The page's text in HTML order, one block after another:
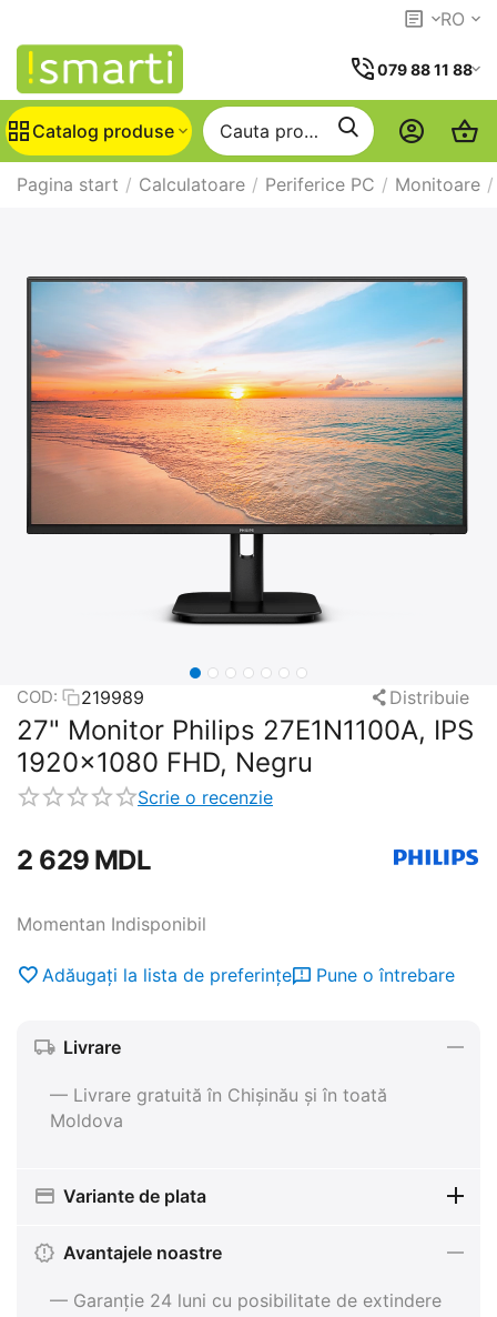
RO
079 88 11 88
Catalog produse
Pagina start / Calculatoare / Periferice PC / Monitoare /
COD: 219989 Distribuie
27" Monitor Philips 27E1N1100A, IPS
1920x1080 FHD, Negru
Scrie o recenzie
2 629 MDL
Momentan Indisponibil
Adăugați la lista de preferințe Pune o întrebare
Livrare
— Livrare gratuită în Chișinău și în toată
Moldova
Variante de plata
Avantajele noastre
— Garanție 24 luni cu posibilitate de extindere